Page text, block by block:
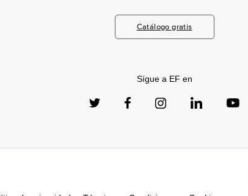
Catálogo gratis
Sígue a EF en